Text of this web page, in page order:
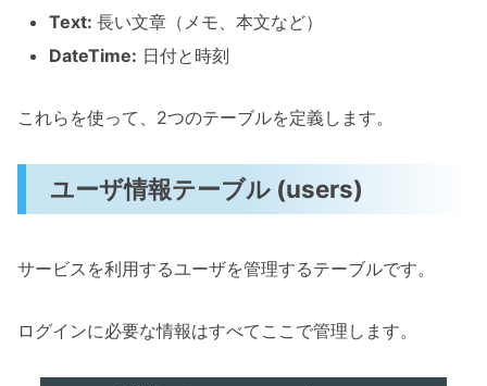
Text:長い文章（メモ、本文など）
DateTime: 日付と時刻
これらを使って、2つのテーブルを定義します。
ユーザ情報テーブル (users)
サービスを利用するユーザを管理するテーブルです。
ログインに必要な情報はすべてここで管理します。